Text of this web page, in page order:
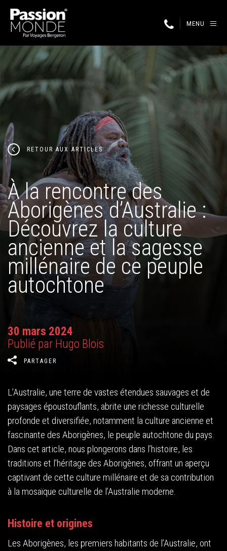
MENU
RETOUR AUX ARTICLES
À la rencontre des
Aborigènes d’Australie :
Découvrez la culture
ancienne et la sagesse
millénaire de ce peuple
autochtone
30 mars 2024
Publié par Hugo Blois
PARTAGER
L’Australie, une terre de vastes étendues sauvages et de
paysages époustouflants, abrite une richesse culturelle
profonde et diversifiée, notamment la culture ancienne et
fascinante des Aborigènes, le peuple autochtone du pays.
Dans cet article, nous plongerons dans l’histoire, les
traditions et l’héritage des Aborigènes, offrant un aperçu
captivant de cette culture millénaire et de sa contribution
à la mosaïque culturelle de l’Australie moderne.
Histoire et origines
Les Aborigènes, les premiers habitants de l’Australie, ont